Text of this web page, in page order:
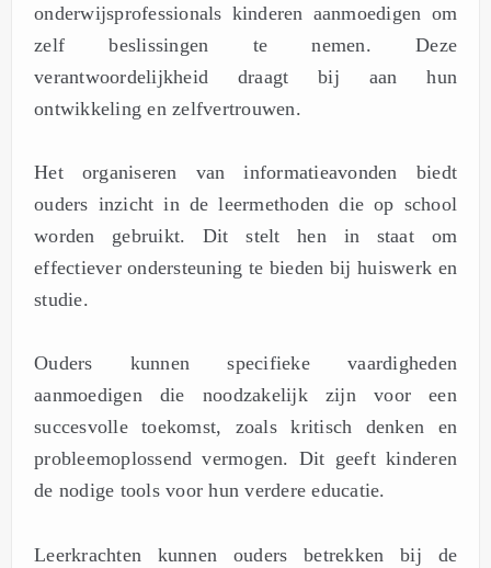
onderwijsprofessionals kinderen aanmoedigen om
zelf beslissingen te nemen. Deze
verantwoordelijkheid draagt bij aan hun
ontwikkeling en zelfvertrouwen.
Het organiseren van informatieavonden biedt
ouders inzicht in de leermethoden die op school
worden gebruikt. Dit stelt hen in staat om
effectiever ondersteuning te bieden bij huiswerk en
studie.
Ouders kunnen specifieke vaardigheden
aanmoedigen die noodzakelijk zijn voor een
succesvolle toekomst, zoals kritisch denken en
probleemoplossend vermogen. Dit geeft kinderen
de nodige tools voor hun verdere educatie.
Leerkrachten kunnen ouders betrekken bij de